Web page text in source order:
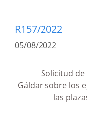
R157/2022
05/08/2022
Solicitud
Gáldar sobre los
las